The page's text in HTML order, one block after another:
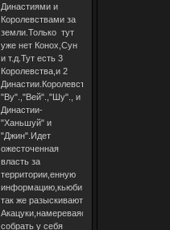
Династиями и
Королевствами за
земли.Только тут
уже нет Конох,Сун
и т.д.Тут есть 3
Королевства,и 2
Династии.Королевства-
"Ву".,"Вей".,"Шу"., и
Династии-
"Ханьшуй" и
"Джин".Идет
ожесточенная
власть за
территории,енную
информацию,кьюби
так же разыскивают
Акацуки,намереваясь
собрать у себя